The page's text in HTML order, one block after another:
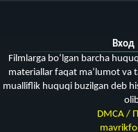
Вход
Filmlarga bo‘lgan barcha
materiallar faqat ma’lumot va
mualliflik huquqi buzilgan deb
DMCA /